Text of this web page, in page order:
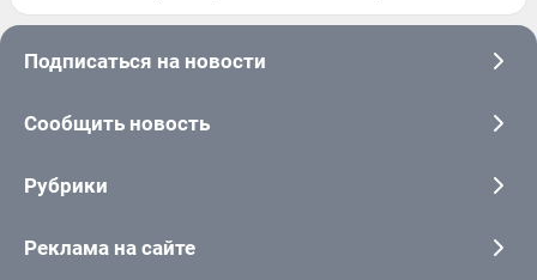
Подписаться на новости
Сообщить новость
Рубрики
Реклама на сайте